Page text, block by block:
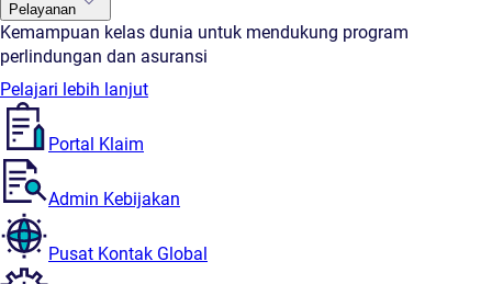
Pelayanan
Kemampuan kelas dunia untuk mendukung program
perlindungan dan asuransi
Pelajari lebih lanjut
Portal Klaim
Admin Kebijakan
Pusat Kontak Global